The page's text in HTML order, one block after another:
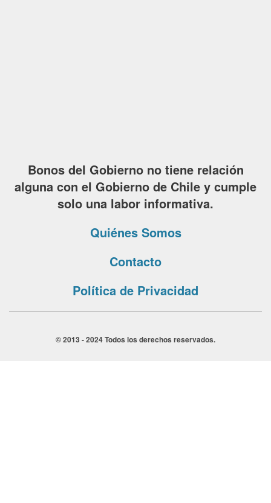
Bonos del Gobierno no tiene relación
alguna con el Gobierno de Chile y cumple
solo una labor informativa.
Quiénes Somos
Contacto
Política de Privacidad
© 2013 - 2024 Todos los derechos reservados.